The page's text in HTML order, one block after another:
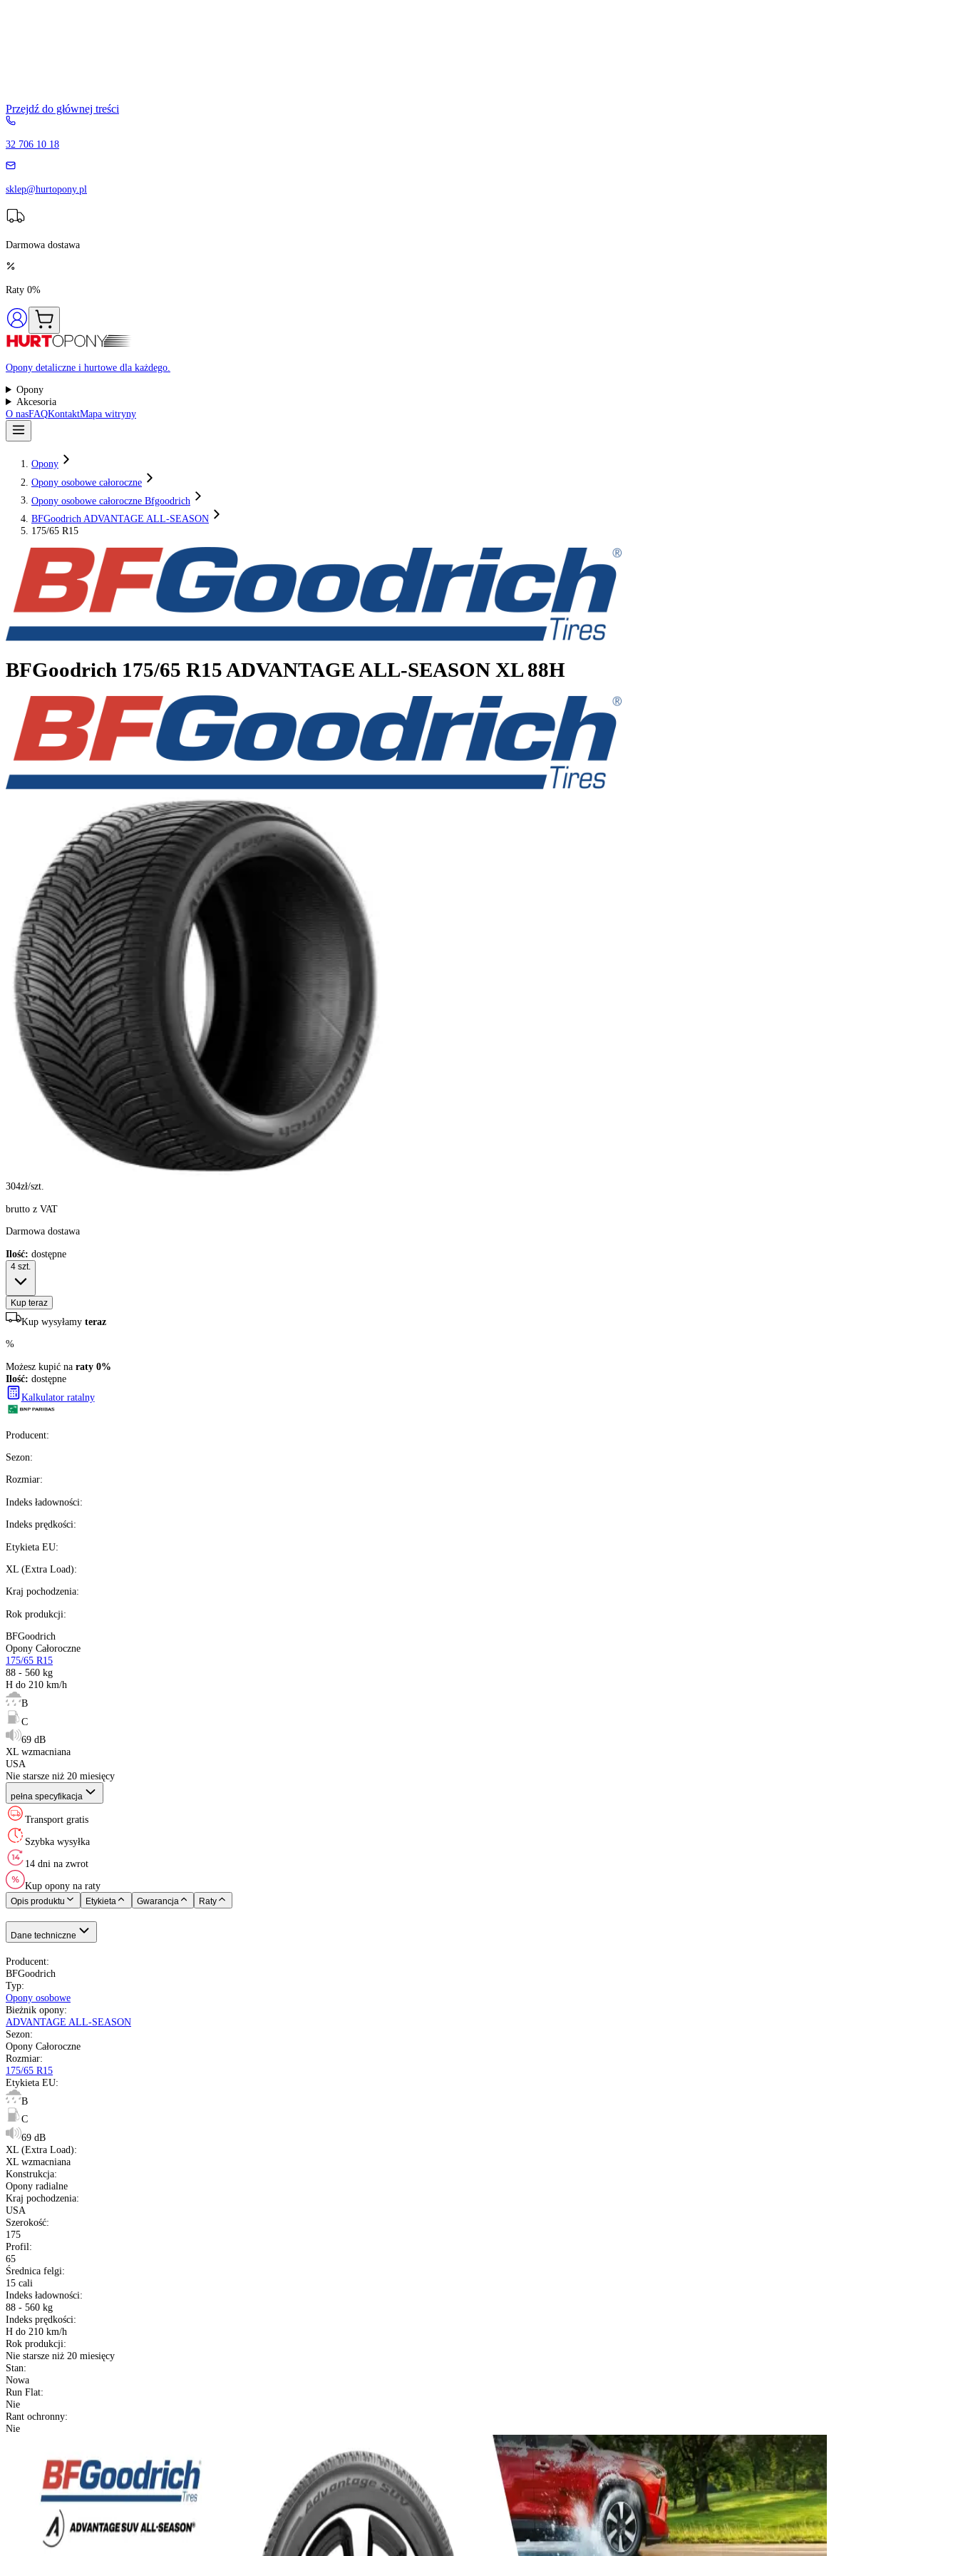
Przejdź do głównej treści
32 706 10 18
sklep@hurtopony.pl
Darmowa dostawa
Raty 0%
Opony detaliczne i hurtowe dla każdego.
Opony
O nasFAQKontakt
Opony
Opony osobowe całoroczne
Opony osobowe całoroczne Bfgoodrich
BFGoodrich ADVANTAGE ALL-SEASON
175/65 R15
BFGoodrich 175/65 R15 ADVANTAGE ALL-SEASON XL 88H
304zł/szt.
brutto z VAT
Darmowa dostawa
Ilość: dostępne
4szt.
Możesz kupić na
Ilość: dostępne
Kalkulator ratalny
Producent:
Sezon:
Rozmiar:
Indeks ładowności
Indeks prędkości
Etykieta EU
XL (Extra Load)
Kraj pochodzenia
Rok produkcji:
BFGoodrich
Opony Całoroczne
175/65 R15
88 - 560 kg
H do 210 km/h
B
C
69 dB
XL wzmacniana
USA
Nie starsze niż 20 miesięcy
pełna specyfikacja
Transport gratis
Szybka wysyłka
14 dni na zwrot
Opis produktu
Dane techniczne
Producent:
BFGoodrich
Typ :
Opony osobowe
Bieżnik opony
ADVANTAGE ALL-SEASON
Sezon
Opony Całoroczne
Rozmiar
175/65 R15
Etykieta EU
:
B
C
69 dB
XL (Extra Load)
XL wzmacniana
Konstrukcja:
Opony radialne
Szerokość:
Średnica felgi :
Indeks ładowności